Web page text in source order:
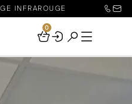
INFRAROUGE
Your
Basket
0